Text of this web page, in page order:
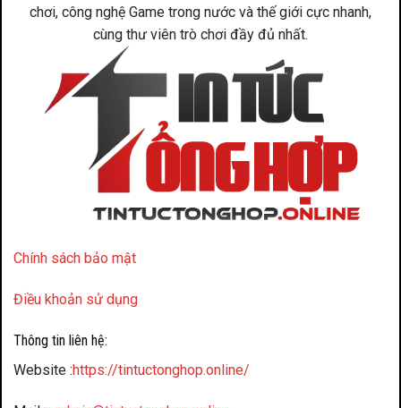
chơi, công nghệ Game trong nước và thế giới cực nhanh,
cùng thư viên trò chơi đầy đủ nhất.
Chính sách bảo mật
Điều khoản sử dụng
Thông tin liên hệ:
Website :https://tintuctonghop.online/